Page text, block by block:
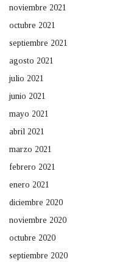
noviembre 2021
octubre 2021
septiembre 2021
agosto 2021
julio 2021
junio 2021
mayo 2021
abril 2021
marzo 2021
febrero 2021
enero 2021
diciembre 2020
noviembre 2020
octubre 2020
septiembre 2020